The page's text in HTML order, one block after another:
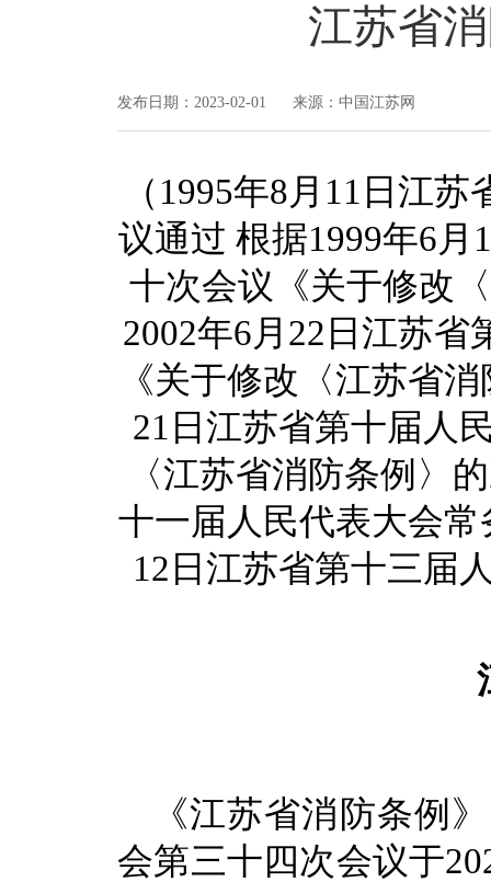
江苏省
发布日期：2023-02-01 来源：中国江苏网
（1995年8月11日江
议通过 根据1999年6
十次会议《关于修改
2002年6月22日江苏
《关于修改〈江苏省
21日江苏省第十届人
〈江苏省消防条例〉
十一届人民代表大会
12日江苏省第十三届
《江苏省消防条例
会第三十四次会议于